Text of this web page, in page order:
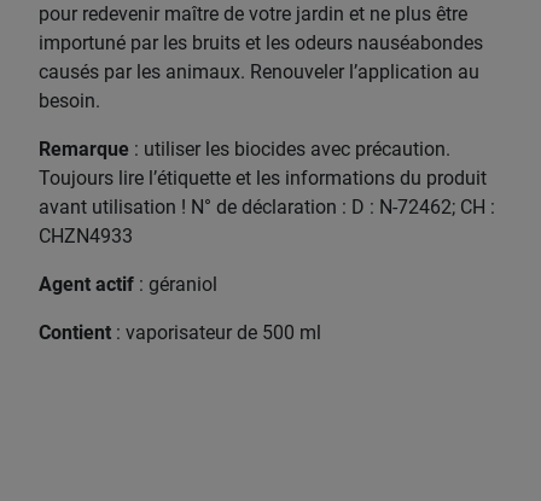
pour redevenir maître de votre jardin et ne plus être
importuné par les bruits et les odeurs nauséabondes
causés par les animaux. Renouveler l’application au
besoin.
Remarque : utiliser les biocides avec précaution.
Toujours lire l’étiquette et les informations du produit
avant utilisation ! N° de déclaration : D : N-72462; CH :
CHZN4933
Agent actif : géraniol
Contient : vaporisateur de 500 ml